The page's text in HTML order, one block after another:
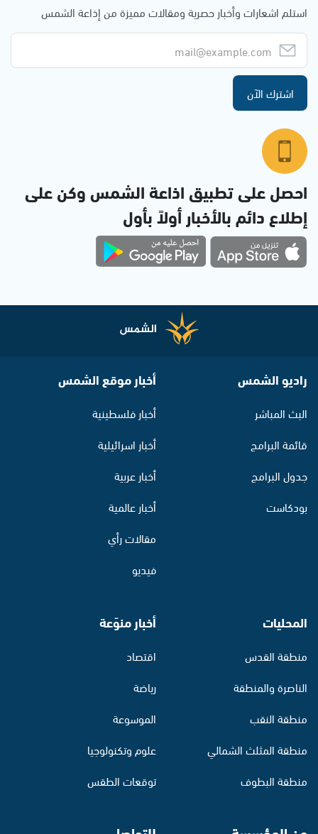
استلم اشعارات وأخبار حصرية ومقالات مميزة من إذاعة الشمس
اشترك الآن
احصل على تطبيق اذاعة الشمس وكن على
إطلاع دائم بالأخبار أولاً بأول
راديو الشمس
البث المباشر
قائمة البرامج
جدول البرامج
بودكاست
أخبار موقع الشمس
أخبار فلسطينية
أخبار اسرائيلية
أخبار عربية
أخبار عالمية
مقالات رأي
فيديو
المحليات
منطقة القدس
الناصرة والمنطقة
منطقة النقب
منطقة المثلث الشمالي
منطقة البطوف
أخبار منوّعة
اقتصاد
رياضة
الموسوعة
علوم وتكنولوجيا
توقعات الطقس